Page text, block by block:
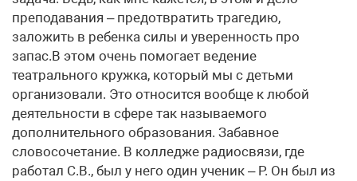
преподавания – предотвратить трагедию,
заложить в ребенка силы и уверенность про
запас.В этом очень помогает ведение
театрального кружка, который мы с детьми
организовали. Это относится вообще к любой
деятельности в сфере так называемого
дополнительного образования. Забавное
словосочетание. В колледже радиосвязи, где
работал С.В., был у него один ученик – Р. Он был из